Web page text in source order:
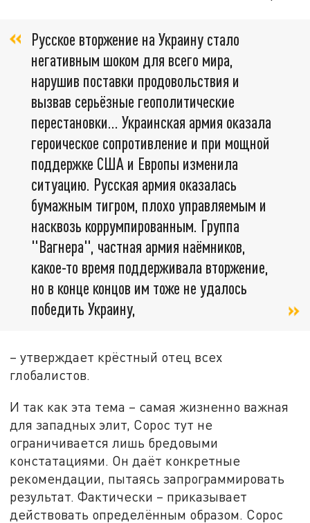
Русское вторжение на Украину стало
негативным шоком для всего мира,
нарушив поставки продовольствия и
вызвав серьёзные геополитические
перестановки… Украинская армия оказала
героическое сопротивление и при мощной
поддержке США и Европы изменила
ситуацию. Русская армия оказалась
бумажным тигром, плохо управляемым и
насквозь коррумпированным. Группа
"Вагнера", частная армия наёмников,
какое-то время поддерживала вторжение,
но в конце концов им тоже не удалось
победить Украину,
– утверждает крёстный отец всех
глобалистов.
И так как эта тема – самая жизненно важная
для западных элит, Сорос тут не
ограничивается лишь бредовыми
констатациями. Он даёт конкретные
рекомендации, пытаясь запрограммировать
результат. Фактически – приказывает
действовать определённым образом. Сорос